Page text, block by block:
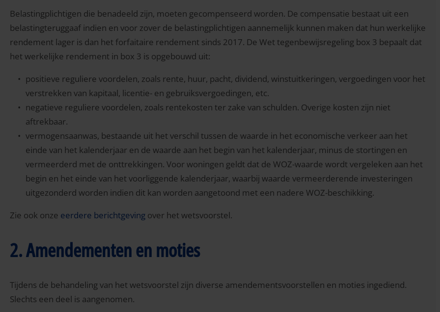
Belastingplichtigen die benadeeld zijn, moeten gecompenseerd worden. De compensatie bestaat uit een
belastingteruggaaf indien en voor zover de belastingplichtigen aannemelijk kunnen maken dat hun werkelijke
rendement lager is dan het forfaitaire rendement sinds 2017. De Wet tegenbewijsregeling box 3 bepaalt dat
het werkelijke rendement in box 3 is opgebouwd uit:
positieve reguliere voordelen, zoals rente, huur, pacht, dividend, winstuitkeringen, vergoedingen voor het
verstrekken van kapitaal, licentie- en gebruiksvergoedingen, etc.
negatieve reguliere voordelen, zoals rentekosten ter zake van schulden. Overige kosten zijn niet
aftrekbaar.
vermogensaanwas, bestaande uit het verschil tussen de waarde in het economische verkeer aan het
einde van het kalenderjaar en de waarde aan het begin van het kalenderjaar, minus de stortingen en
vermeerderd met de onttrekkingen. Voor woningen geldt dat de WOZ-waarde wordt vergeleken aan het
begin en het einde van het voorliggende kalenderjaar, waarbij waarde vermeerderende investeringen
uitgezonderd worden indien dit kan worden aangetoond met een nadere WOZ-beschikking.
Zie ook onze eerdere berichtgeving over het wetsvoorstel.
2. Amendementen en moties
Tijdens de behandeling van het wetsvoorstel zijn diverse amendementsvoorstellen en moties ingediend.
Slechts een deel is aangenomen.